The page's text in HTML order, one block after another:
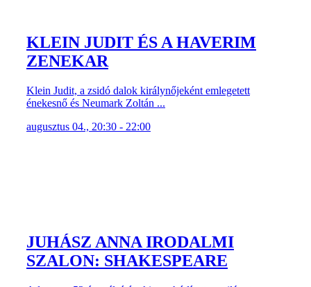
KLEIN JUDIT ÉS A HAVERIM
ZENEKAR
Klein Judit, a zsidó dalok királynőjeként emlegetett
énekesnő és Neumark Zoltán ...
augusztus 04., 20:30 - 22:00
JUHÁSZ ANNA IRODALMI
SZALON: SHAKESPEARE